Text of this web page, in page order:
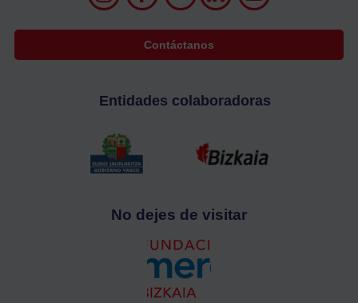
Contáctanos
Entidades colaboradoras
No dejes de visitar